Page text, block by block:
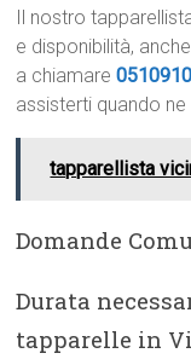
Il nostro
e disponibilità,
a chiamare
assisterti quando
tapparellista
Domande
Durata
tapparelle in